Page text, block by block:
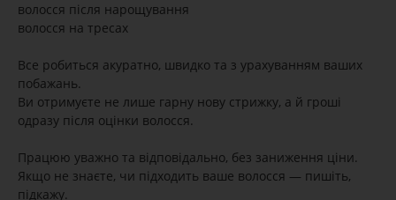
волосся після нарощування
волосся на тресах
Все робиться акуратно, швидко та з урахуванням ваших
побажань.
Ви отримуєте не лише гарну нову стрижку, а й гроші
одразу після оцінки волосся.
Працюю уважно та відповідально, без заниження ціни.
Якщо не знаєте, чи підходить ваше волосся — пишіть,
підкажу.